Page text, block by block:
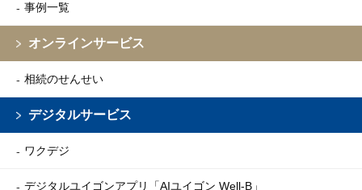
事例一覧
オンラインサービス
相続のせんせい
デジタルサービス
ワクデジ
デジタルユイゴンアプリ 「AIユイゴン Well-B」